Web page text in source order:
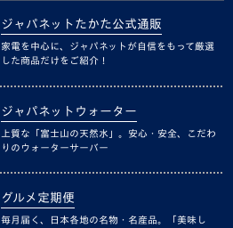
ジャパネットたかた公式通販
家電を中心に、ジャパネットが自信をもって厳選
した商品だけをご紹介！
ジャパネットウォーター
上質な「富士山の天然水」。安心・安全、こだわ
りのウォーターサーバー
グルメ定期便
毎月届く、日本各地の名物・名産品。「美味し